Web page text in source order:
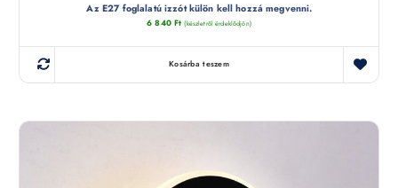
Az E27 foglalatú izzót külön kell hozzá megvenni.
6 840 Ft (készletről érdeklődjön)
Kosárba teszem